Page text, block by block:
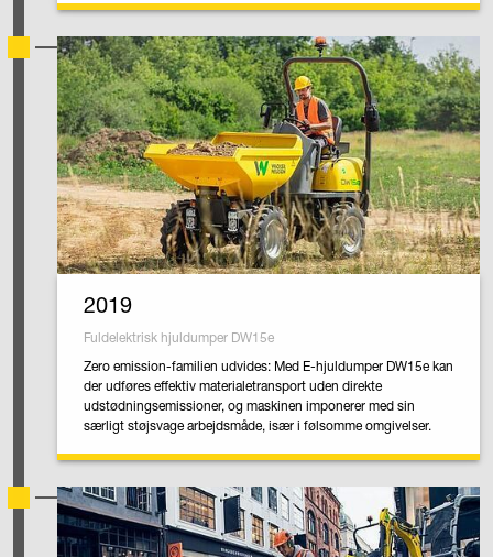
2019
Fuldelektrisk hjuldumper DW15e
Zero emission-familien udvides: Med E-hjuldumper DW15e kan
der udføres effektiv materialetransport uden direkte
udstødningsemissioner, og maskinen imponerer med sin
særligt støjsvage arbejdsmåde, især i følsomme omgivelser.